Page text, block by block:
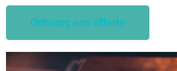
Ontvang een offerte